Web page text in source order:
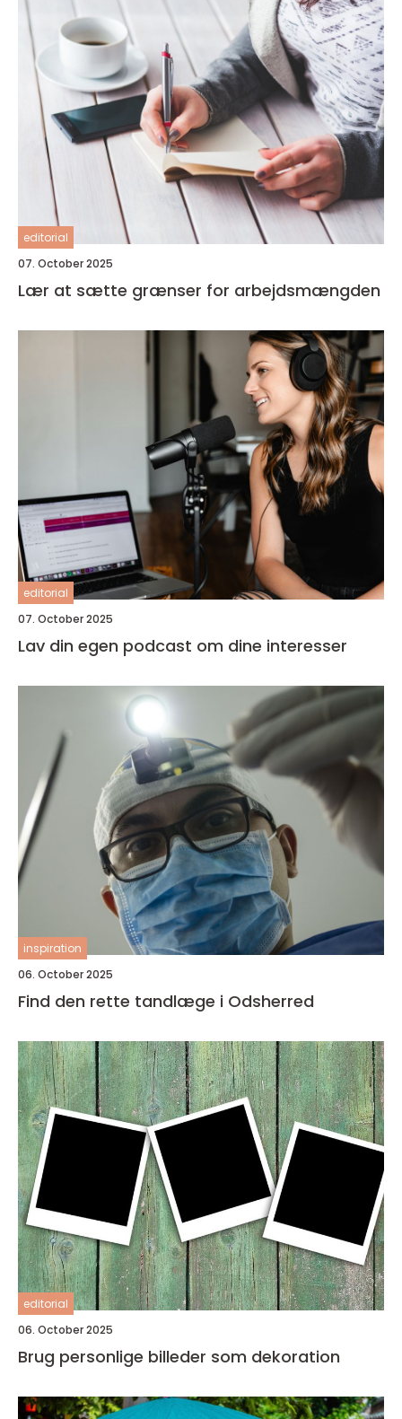
editorial
07. October 2025
Lær at sætte grænser for arbejdsmængden
editorial
07. October 2025
Lav din egen podcast om dine interesser
inspiration
06. October 2025
Find den rette tandlæge i Odsherred
editorial
06. October 2025
Brug personlige billeder som dekoration